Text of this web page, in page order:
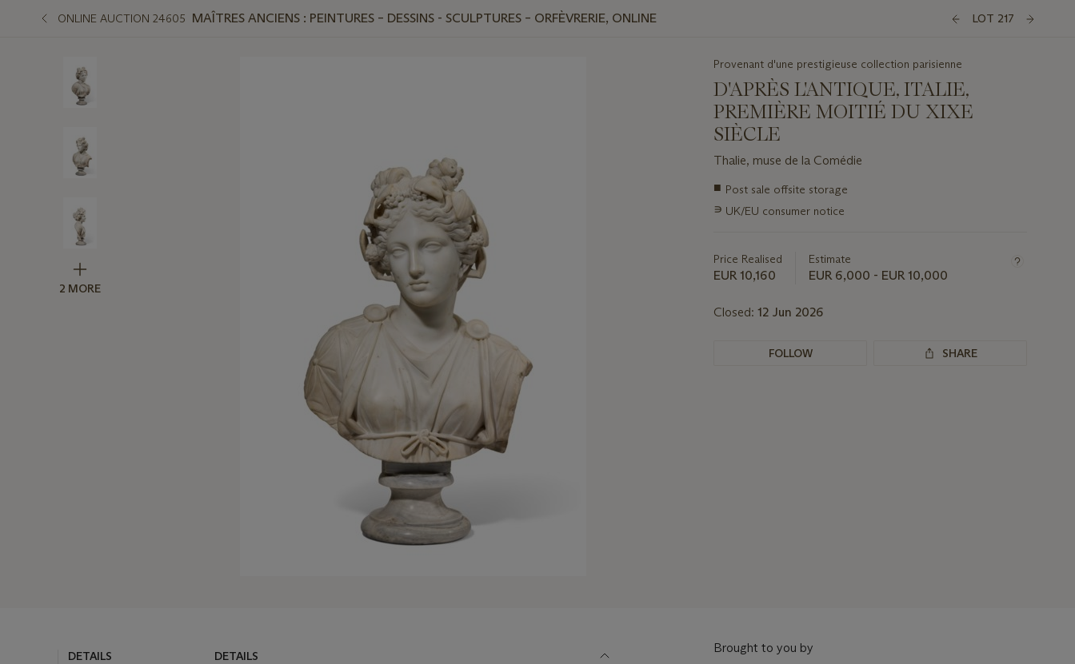
ONLINE AUCTION 24605 MAÎTRES ANCIENS : PEINTURES – DESSINS - SCULPTURES – ORFÈVRERIE, ONLINE LOT 217
2 MORE
Provenant d'une prestigieuse collection parisienne
D'APRÈS L'ANTIQUE, ITALIE,
PREMIÈRE MOITIÉ DU XIXE
SIÈCLE
Thalie, muse de la Comédie
Important
about
■ Post sale offsite storage
∍ UK/EU consumer notice
Price Realised
EUR 10,160
Estimate
EUR 6,000 - EUR 10,000
Closed: 12 Jun 2026
FOLLOW SHARE
DETAILS DETAILS
Brought to you by